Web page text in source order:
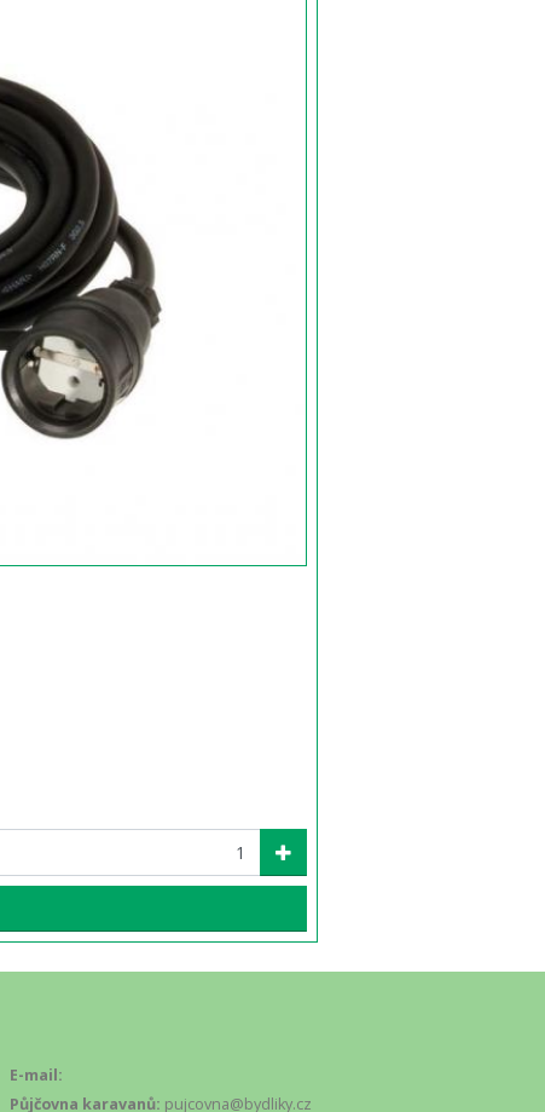
E-mail:
Půjčovna karavanů: pujcovna@bydliky.cz